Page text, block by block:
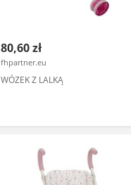
80,60 zł
fhpartner.eu
WÓZEK Z LALKĄ